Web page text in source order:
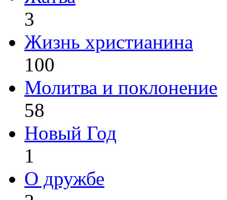
3
Жизнь христианина
100
Молитва и поклонение
58
Новый Год
1
О дружбе